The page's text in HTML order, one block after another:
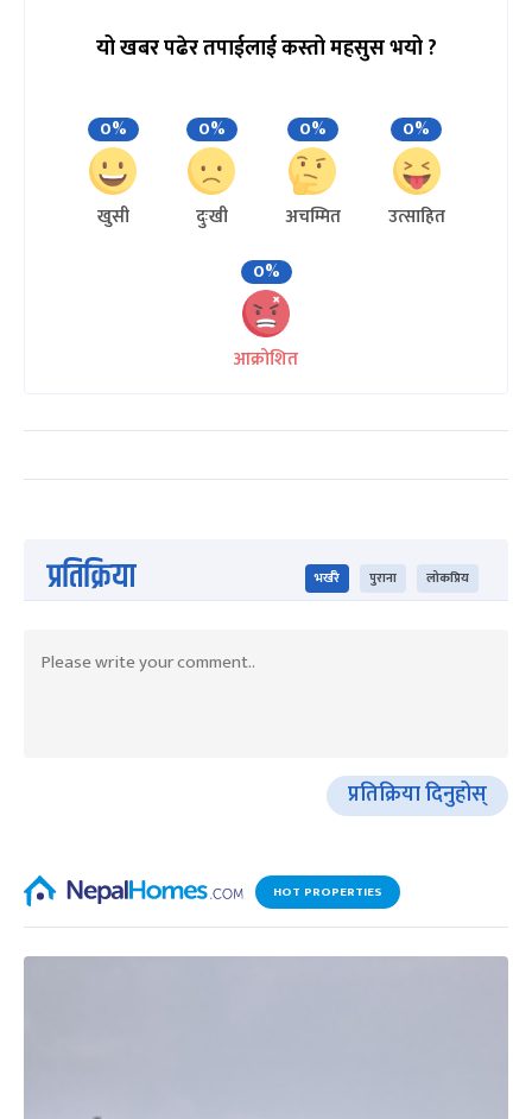
यो खबर पढेर तपाईलाई कस्तो महसुस भयो ?
0%
खुसी
0%
दुःखी
0%
अचम्मित
0%
उत्साहित
0%
आक्रोशित
प्रतिक्रिया भर्खरै पुराना लोकप्रिय
प्रतिक्रिया दिनुहोस्
HOT PROPERTIES